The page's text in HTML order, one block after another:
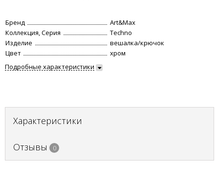
Бренд
Art&Max
Коллекция, Серия
Techno
Изделие
вешалка/крючок
Цвет
хром
Подробные характеристики
Характеристики
Отзывы 0